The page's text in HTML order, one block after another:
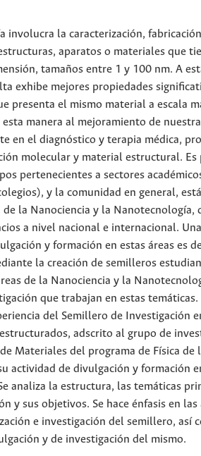
involucra la caracterización,
aparatos o materiales que
tamaños entre 1 y 100 nm. A
exhibe mejores propiedades
presenta el mismo material a escala
manera al mejoramiento de
en el diagnóstico y terapia médica,
molecular y material estructural.
pertenecientes a sectores
y la comunidad en general,
de la Nanociencia y la Nanotecnología,
a nivel nacional e internacional.
y formación en estas áreas es
la creación de semilleros
de la Nanociencia y la
que trabajan en estas
del Semillero de Investigación
adscrito al grupo de
Materiales del programa de Física de
actividad de divulgación y formación
analiza la estructura, las temáticas
y sus objetivos. Se hace énfasis en
e investigación del semillero, así
y de investigación del mismo.